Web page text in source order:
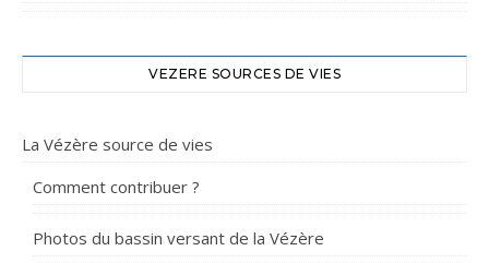
VEZERE SOURCES DE VIES
La Vézère source de vies
Comment contribuer ?
Photos du bassin versant de la Vézère